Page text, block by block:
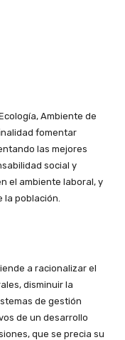
Ambiente de
fomentar
las mejores
social y
el ambiente laboral, y
la población.
a racionalizar el
disminuir la
de gestión
de un desarrollo
que se precia su